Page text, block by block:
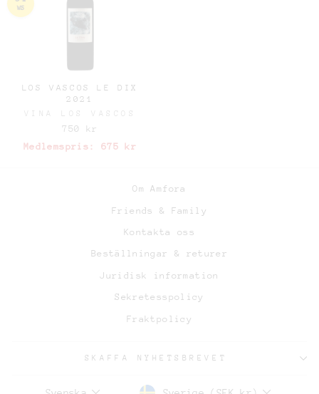
WS
LOS VASCOS LE DIX
2021
VINA LOS VASCOS
750 kr
Medlemspris:
675 kr
Om Amfora
Friends & Family
Kontakta oss
Beställningar & returer
Juridisk information
Sekretesspolicy
Fraktpolicy
SKAFFA NYHETSBREVET